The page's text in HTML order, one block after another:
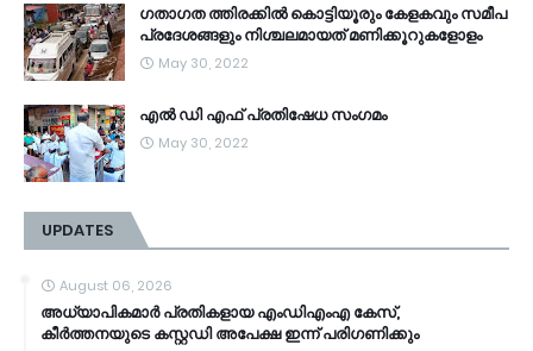
ഗതാഗത ത്തിരക്കിൽ കൊട്ടിയൂരും കേളകവും സമീപ
പ്രദേശങ്ങളും നിശ്ചലമായത് മണിക്കൂറുകളോളം
May 30, 2022
എൽ ഡി എഫ് പ്രതിഷേധ സംഗമം
May 30, 2022
UPDATES
August 06, 2026
അധ്യാപികമാർ പ്രതികളായ എംഡിഎംഎ കേസ്,
കീർത്തനയുടെ കസ്റ്റഡി അപേക്ഷ ഇന്ന് പരിഗണിക്കും